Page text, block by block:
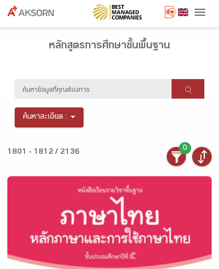
หลักสูตรการศึกษาขั้นพื้นฐาน
ค้นหาละเอียด :
1801 - 1812 / 2136
0